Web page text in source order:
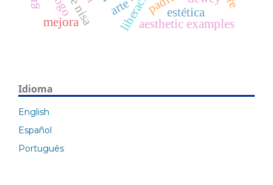
arte
aesthetic examples
estética
mejora
Idioma
English
Español
Português